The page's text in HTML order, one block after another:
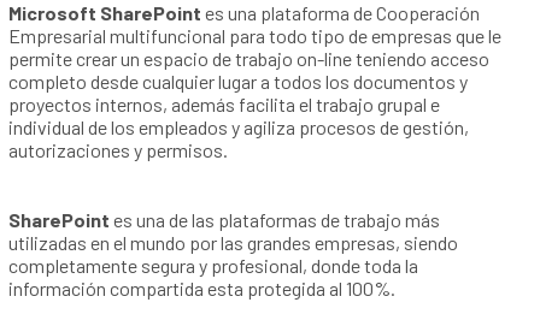
Microsoft SharePoint es una plataforma de Cooperación
Empresarial multifuncional para todo tipo de empresas que le
permite crear un espacio de trabajo on-line teniendo acceso
completo desde cualquier lugar a todos los documentos y
proyectos internos, además facilita el trabajo grupal e
individual de los empleados y agiliza procesos de gestión,
autorizaciones y permisos.
SharePoint es una de las plataformas de trabajo más
utilizadas en el mundo por las grandes empresas, siendo
completamente segura y profesional, donde toda la
información compartida esta protegida al 100%.